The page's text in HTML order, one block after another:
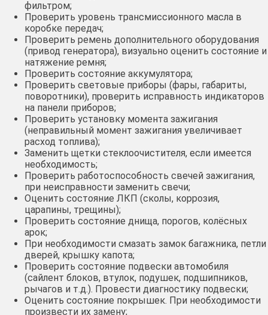
фильтром;
Проверить уровень трансмиссионного масла в
коробке передач;
Проверить ремень дополнительного оборудования
(привод генератора), визуально оценить состояние и
натяжение ремня;
Проверить состояние аккумулятора;
Проверить световые приборы (фары, габариты,
поворотники), проверить исправность индикаторов
на панели приборов;
Проверить установку момента зажигания
(неправильный момент зажигания увеличивает
расход топлива);
Заменить щетки стеклоочистителя, если имеется
необходимость;
Проверить работоспособность свечей зажигания,
при неисправности заменить свечи;
Оценить состояние ЛКП (сколы, коррозия,
царапины, трещины);
Проверить состояние днища, порогов, колёсных
арок;
При необходимости смазать замок багажника, петли
дверей, крышку капота;
Проверить состояние подвески автомобиля
(сайлент блоков, втулок, подушек, подшипников,
рычагов и т.д.). Провести диагностику подвески;
Оценить состояние покрышек. При необходимости
произвести их замену;